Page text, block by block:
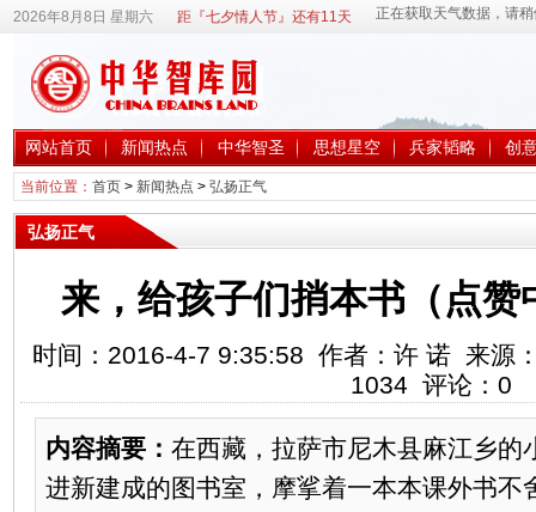
2026年8月8日 星期六 距『七夕情人节』还有11天
网站首页 新闻热点 中华智圣 思想星空 兵家韬略 创
当前位置： 首页> 新闻热点 > 弘扬正气
弘扬正气
来，给孩子们捎本书（点赞
时间：2016-4-7 9:35:58 作者：许 诺 来源
1034 评论： 0
内容摘要： 在西藏，拉萨市尼木县麻江乡的
进新建成的图书室，摩挲着一本本课外书不